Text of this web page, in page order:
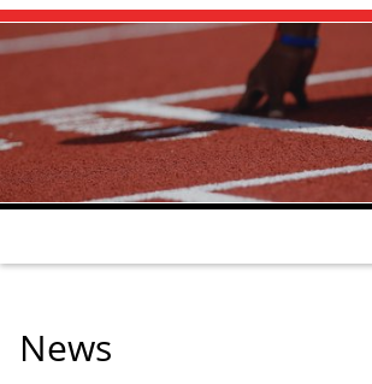
News